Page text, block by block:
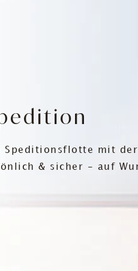
Speditionsflotte mit
& sicher - auf